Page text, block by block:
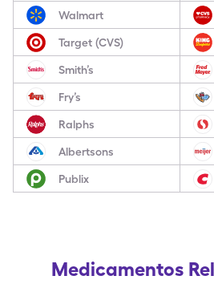
Walmart
Target (CVS)
Smith’s
Fry’s
Ralphs
Albertsons
Publix
Medicamentos